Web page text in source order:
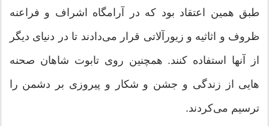
طبق همین اعتقاد بود كه در آرامگاه اشراف و فراعنه
ظروف و اثاثیه و زیورآلاتی قرار می‌دادند تا در دنیای دیگر
از آنها استفاده كنند. همچنین روی تابوت شاهان صحنه
هایی از زندگی و جشن و شكار و پیروزی بر دشمن را
ترسیم می‌كردند.